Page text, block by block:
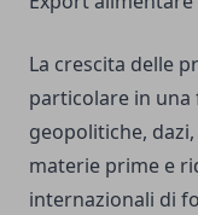
La crescita delle
particolare in una
geopolitiche,
materie prime e
internazionali di